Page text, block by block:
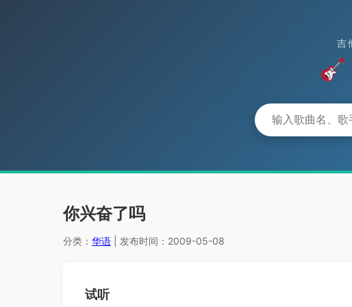
吉
你兴奋了吗
分类： 华语 | 发布时间：2009-05-08
试听